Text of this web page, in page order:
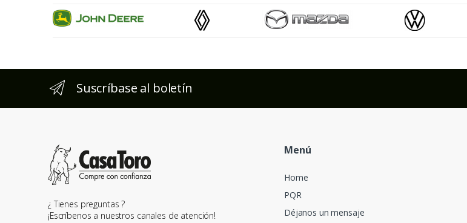
Suscríbase al boletín
¿ Tienes preguntas ?
¡Escríbenos a nuestros canales de atención!
Menú
Home
PQR
Déjanos un mensaje